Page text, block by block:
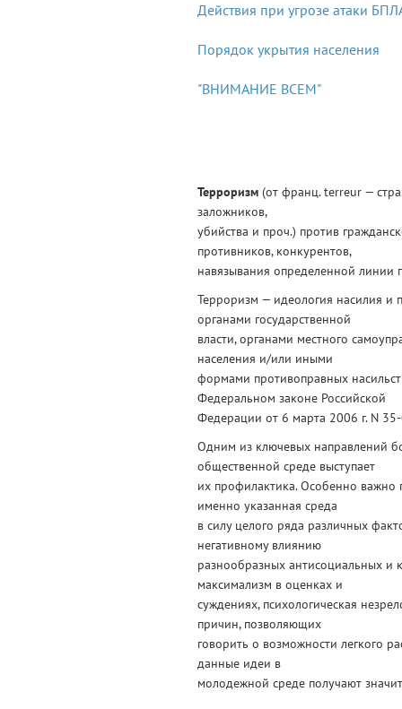
Действия при угрозе атаки
Порядок укрытия населения
"ВНИМАНИЕ ВСЕМ"
Терроризм (от франц. terreur —
заложников,
убийства и проч.) против
противников, конкурентов,
навязывания определенной линии
Терроризм — идеология насилия и
органами государственной
власти, органами местного
населения и/или иными
формами противоправных
Федеральном законе Российской
Федерации от 6 марта 2006 г. N
Одним из ключевых направлений
общественной среде выступает
их профилактика. Особенно важно
именно указанная среда
в силу целого ряда различных
негативному влиянию
разнообразных антисоциальных и
максимализм в оценках и
суждениях, психологическая
причин, позволяющих
говорить о возможности легкого
данные идеи в
молодежной среде получают